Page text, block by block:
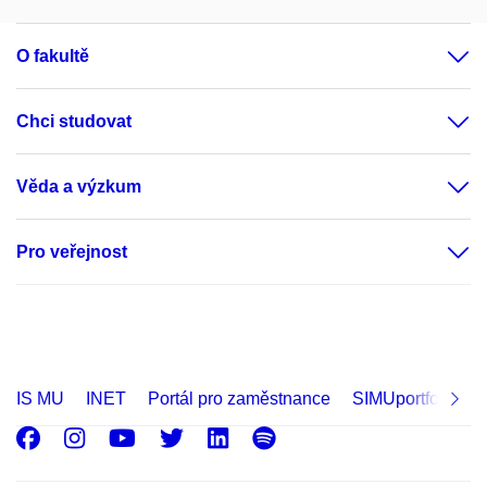
O fakultě
Chci studovat
Věda a výzkum
Pro veřejnost
IS MU INET Portál pro zaměstnance SIMUportfolio
Facebook
Instagram
Youtube
Twitter
LinkedIn
Spotify